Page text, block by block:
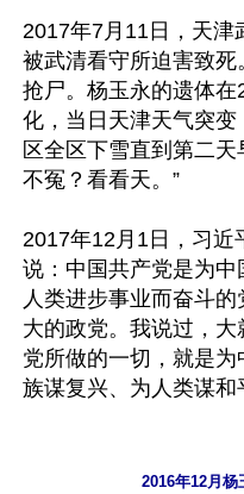
2017年7月11日，天津
被武清看守所迫害致
抢尸。杨玉永的遗体
化，当日天津天气突
区全区下雪直到第二
不冤？看看天。”
2017年12月1日，习近
说：中国共产党是为
人类进步事业而奋斗
大的政党。我说过，
党所做的一切，就是
族谋复兴、为人类谋和
2016年12月杨